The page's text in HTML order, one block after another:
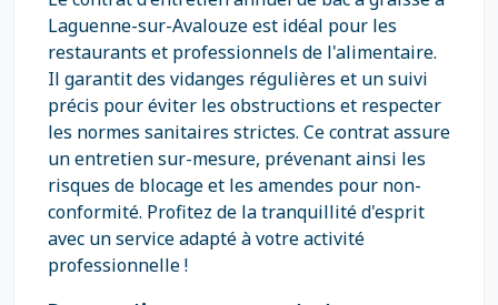
Laguenne-sur-Avalouze est idéal pour les
restaurants et professionnels de l'alimentaire.
Il garantit des vidanges régulières et un suivi
précis pour éviter les obstructions et respecter
les normes sanitaires strictes. Ce contrat assure
un entretien sur-mesure, prévenant ainsi les
risques de blocage et les amendes pour non-
conformité. Profitez de la tranquillité d'esprit
avec un service adapté à votre activité
professionnelle !